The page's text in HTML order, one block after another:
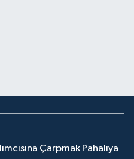
Çarpmak Pahalıya